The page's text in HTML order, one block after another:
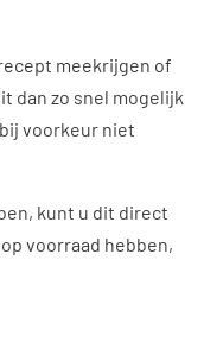
meekrijgen of
dan zo snel mogelijk
voorkeur niet
kunt u dit direct
voorraad hebben,